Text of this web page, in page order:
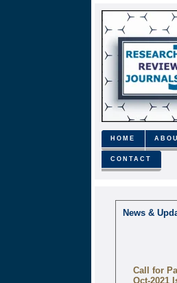
HOME
CONTACT
News &
Call for
Oct-2021